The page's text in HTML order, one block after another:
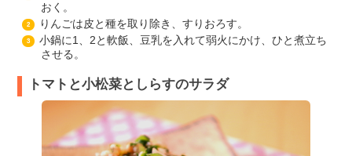
おく。
2 りんごは皮と種を取り除き、すりおろす。
3
小鍋に1、2と軟飯、豆乳を入れて弱火にかけ、ひと煮立ち
させる。
トマトと小松菜としらすのサラダ